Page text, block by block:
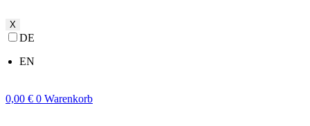
X
DE
EN
0,00 € 0 Warenkorb